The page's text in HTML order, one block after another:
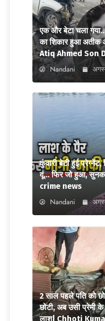
एक और बेटा चला
का शिकार हुआ अतीक
Atiq Ahmed Son
Nandani
कुंवारी बेटी हुई प्रेग्नेंट,
दूं… फिर जो हुआ,
crime news
Nandani
2 साल पहले पति को
छोटी, अब उसी प्रेमी
लाश| Chhoti